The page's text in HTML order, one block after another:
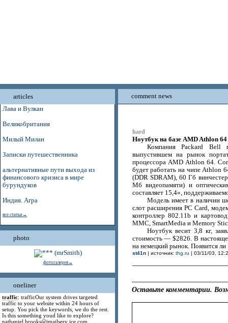
articles
Лава и Вулкан
Великобритания
Милый Милан
Записки путешественника
альтернативные пути выхода из
финансового кризиса в мире
бурундуков
Индия. Агра
все статьи→
photo
фотогалерея→
oneliner
traffic: trafficOur system drives targeted
traffic to your website within 24 hours of
setup. You pick the keywords, we do the rest.
Is this something youd like to explore?
nathaniel.brooks@jmailserv ice.com
comment news
hard
Ноутбук на базе AMD Athlon
Компания Packard Bell
выпустившем на рынок
процессора AMD Athlon 64.
будет работать на чипе Athlon
(DDR SDRAM), 60 Гб
Мб видеопамяти) и
составляет 15,4»,
Модель имеет в наличии
слот расширения PC Card,
контроллер 802.11b и
MMC, SmartMedia и Memory
Ноутбук весит 3,8 кг,
стоимость — $2826. В
на немецкий рынок. Появится ли
st41n| источник: thg.ru | 03/11/03,
Оставьте комментарии.